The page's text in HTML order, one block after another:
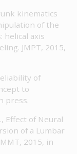
kinematics
of the
helical axis
JMPT, 2015,
of
to
press.
Effect of Neural
of a Lumbar
2015, in